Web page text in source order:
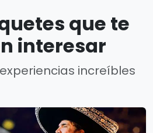
que te
interesar
increíbles